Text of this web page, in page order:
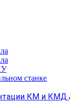
станке
КМ и КМД